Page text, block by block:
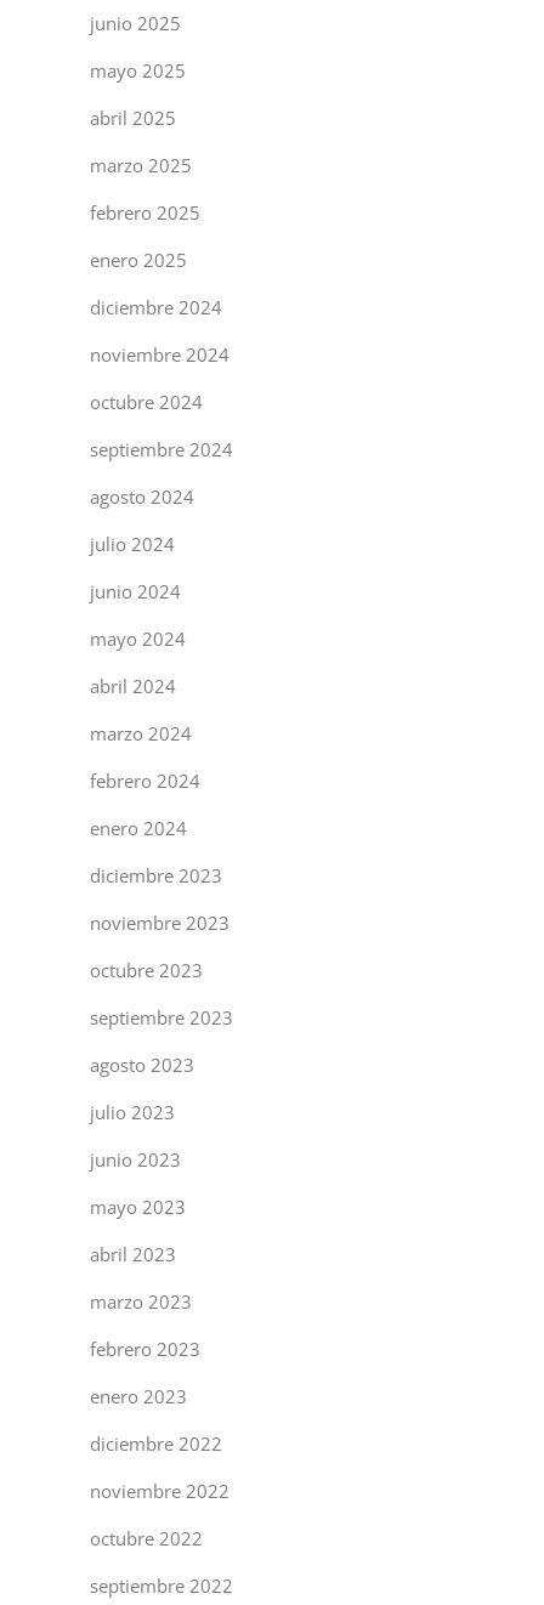
junio 2025
mayo 2025
abril 2025
marzo 2025
febrero 2025
enero 2025
diciembre 2024
noviembre 2024
octubre 2024
septiembre 2024
agosto 2024
julio 2024
junio 2024
mayo 2024
abril 2024
marzo 2024
febrero 2024
enero 2024
diciembre 2023
noviembre 2023
octubre 2023
septiembre 2023
agosto 2023
julio 2023
junio 2023
mayo 2023
abril 2023
marzo 2023
febrero 2023
enero 2023
diciembre 2022
noviembre 2022
octubre 2022
septiembre 2022